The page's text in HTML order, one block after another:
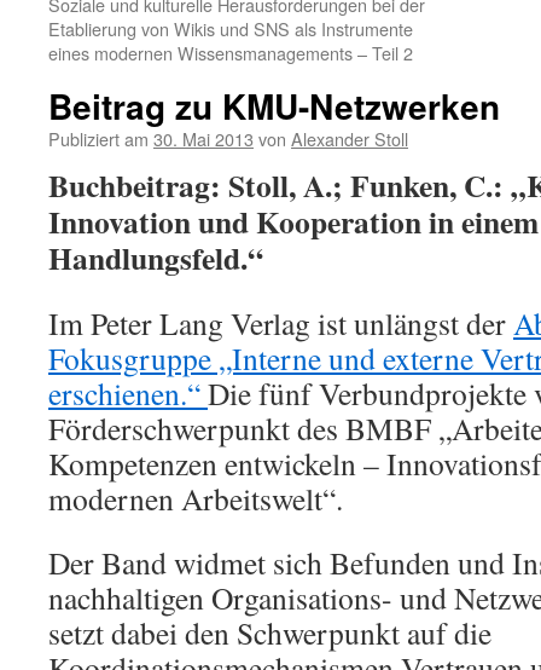
Etablierung von Wikis und SNS als Instrumente
eines modernen Wissensmanagements – Teil 2
Beitrag zu KMU-Netzwerken
Publiziert am 30. Mai 2013 von Alexander Stoll
Buchbeitrag: Stoll, A.; Funken, C.:
Innovation und Kooperation in
Handlungsfeld.“
Im Peter Lang Verlag ist unlängst der
Fokusgruppe „Interne und externe
erschienen.“Die fünf Verbundprojekte
Förderschwerpunkt des BMBF
Kompetenzen entwickeln –
modernen Arbeitswelt“.
Der Band widmet sich Befunden und
nachhaltigen Organisations- und
setzt dabei den Schwerpunkt auf die